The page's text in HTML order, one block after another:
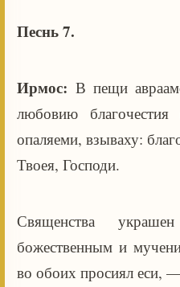
Песнь 7.
Ирмос: В пещи
любовию
опаляеми, взываху:
Твоея, Господи.
Священства
божественным и
во обоих просиял еси,